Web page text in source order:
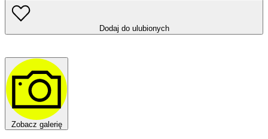
Dodaj do ulubionych
Zobacz galerię